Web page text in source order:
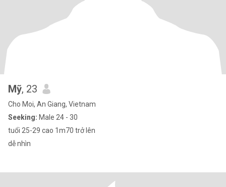
Mỹ, 23
Cho Moi, An Giang, Vietnam
Seeking: Male 24 - 30
tuổi 25-29 cao 1m70 trở lên
dễ nhìn